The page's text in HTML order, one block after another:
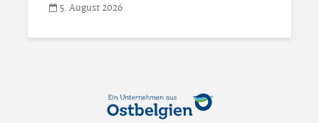
5. August 2026